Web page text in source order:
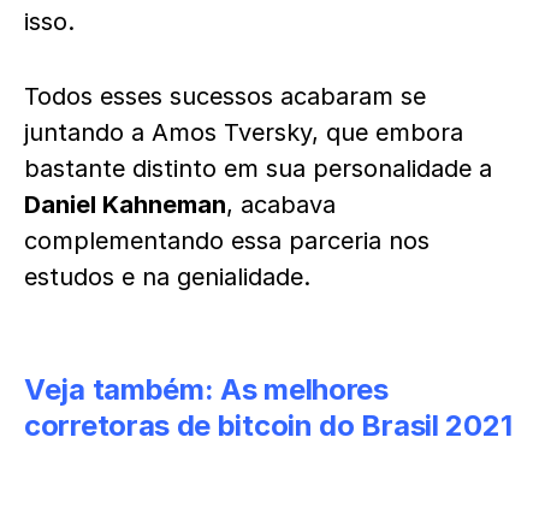
isso.
Todos esses sucessos acabaram se
juntando a Amos Tversky, que embora
bastante distinto em sua personalidade a
Daniel Kahneman, acabava
complementando essa parceria nos
estudos e na genialidade.
Veja também:As melhores
corretoras de bitcoin do Brasil 2021